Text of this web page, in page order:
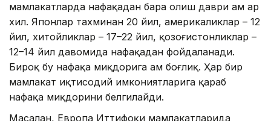
мамлакатларда нафақадан баҳра олиш даври ҳам ҳар
хил. Японлар тахминан 20 йил, америкаликлар – 12
йил, хитойликлар – 17–22 йил, қозоғистонликлар –
12–14 йил давомида нафақадан фойдаланади.
Бироқ бу нафақа миқдорига ҳам боғлиқ. Ҳар бир
мамлакат иқтисодий имкониятларига қараб
нафақа миқдорини белгилайди.
Масалан, Европа Иттифоқи мамлакатларида